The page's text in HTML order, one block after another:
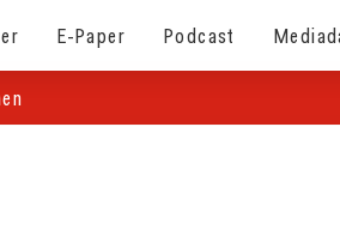
E-Paper Podcast